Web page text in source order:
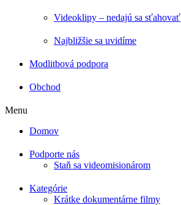
Videoklipy – nedajú sa sťahovať
Najbližšie sa uvidíme
Modlitbová podpora
Obchod
Menu
Domov
Podporte nás
Staň sa videomisionárom
Kategórie
Krátke dokumentárne filmy